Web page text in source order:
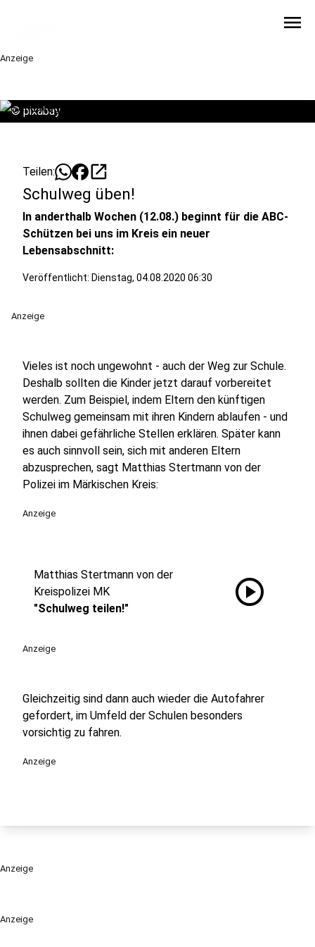
menu
Anzeige
Anzeige
© pixabay
Teilen: open_in_new
Schulweg üben!
In anderthalb Wochen (12.08.) beginnt für die ABC-
Schützen bei uns im Kreis ein neuer
Lebensabschnitt:
Veröffentlicht: Dienstag, 04.08.2020 06:30
Anzeige
Vieles ist noch ungewohnt - auch der Weg zur Schule.
Deshalb sollten die Kinder jetzt darauf vorbereitet
werden. Zum Beispiel, indem Eltern den künftigen
Schulweg gemeinsam mit ihren Kindern ablaufen - und
ihnen dabei gefährliche Stellen erklären. Später kann
es auch sinnvoll sein, sich mit anderen Eltern
abzusprechen, sagt Matthias Stertmann von der
Polizei im Märkischen Kreis:
Anzeige
Matthias Stertmann von der
Kreispolizei MK
"Schulweg teilen!"
play_circle
Anzeige
Gleichzeitig sind dann auch wieder die Autofahrer
gefordert, im Umfeld der Schulen besonders
vorsichtig zu fahren.
Anzeige
Anzeige